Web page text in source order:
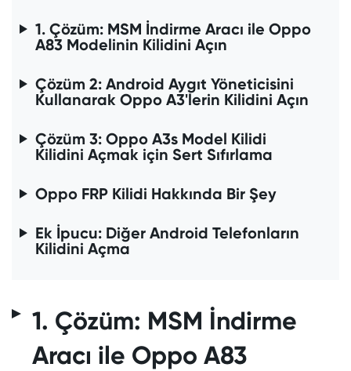
1. Çözüm: MSM İndirme Aracı ile Oppo
A83 Modelinin Kilidini Açın
Çözüm 2: Android Aygıt Yöneticisini
Kullanarak Oppo A3'lerin Kilidini Açın
Çözüm 3: Oppo A3s Model Kilidi
Kilidini Açmak için Sert Sıfırlama
Oppo FRP Kilidi Hakkında Bir Şey
Ek İpucu: Diğer Android Telefonların
Kilidini Açma
1. Çözüm: MSM İndirme
Aracı ile Oppo A83